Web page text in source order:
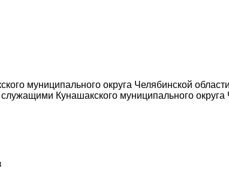
муниципального округа Челябинской
Кунашакского муниципального округа